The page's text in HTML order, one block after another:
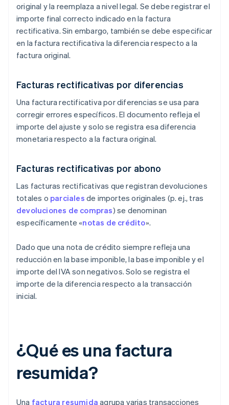
original y la reemplaza a nivel legal. Se debe registrar el
importe final correcto indicado en la factura
rectificativa. Sin embargo, también se debe especificar
en la factura rectificativa la diferencia respecto a la
factura original.
Facturas rectificativas por diferencias
Una factura rectificativa por diferencias se usa para
corregir errores específicos. El documento refleja el
importe del ajuste y solo se registra esa diferencia
monetaria respecto a la factura original.
Facturas rectificativas por abono
Las facturas rectificativas que registran devoluciones
totales o parciales de importes originales (p. ej., tras
devoluciones de compras) se denominan
específicamente «notas de crédito».
Dado que una nota de crédito siempre refleja una
reducción en la base imponible, la base imponible y el
importe del IVA son negativos. Solo se registra el
importe de la diferencia respecto a la transacción
inicial.
¿Qué es una factura
resumida?
Una factura resumida agrupa varias transacciones